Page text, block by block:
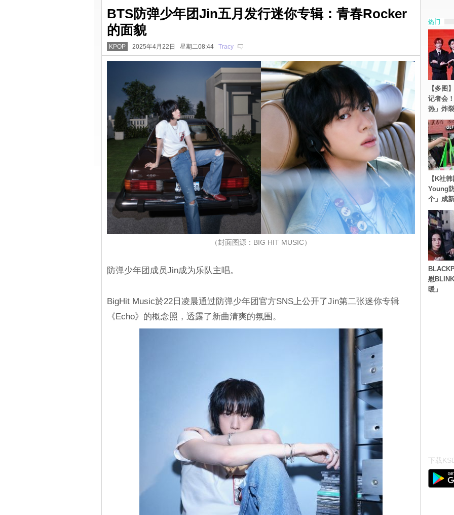
BTS防弹少年团Jin五月发行迷你专辑：青春Rocker
的面貌
KPOP 2025年4月22日 星期二08:44 Tracy
（封面图源：BIG HIT MUSIC）
防弹少年团成员Jin成为乐队主唱。
BigHit Music於22日凌晨通过防弹少年团官方SNS上公开了Jin第二张迷你专辑
《Echo》的概念照，透露了新曲清爽的氛围。
热门
【多图
记者会
热」炸
【K社
Young
个」成
慰
暖」
下载